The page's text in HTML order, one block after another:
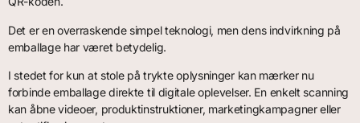
Det er en overraskende simpel teknologi, men dens indvirkning på
emballage har været betydelig.
I stedet for kun at stole på trykte oplysninger kan mærker nu
forbinde emballage direkte til digitale oplevelser. En enkelt scanning
kan åbne videoer, produktinstruktioner, marketingkampagner eller